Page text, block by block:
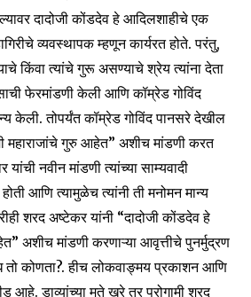
दादोजी कोंडदेव हे आदिलशाहीचे एक
व्यवस्थापक म्हणून कार्यरत होते. परंतु,
किंवा त्यांचे गुरू असण्याचे श्रेय त्यांना देता
फेरमांडणी केली आणि कॉम्रेड गोविंद
केली. तोपर्यंत कॉम्रेड गोविंद पानसरे देखील
महाराजांचे गुरु आहेत” अशीच मांडणी करत
यांची नवीन मांडणी त्यांच्या साम्यवादी
आणि त्यामुळेच त्यांनी ती मनोमन मान्य
शरद अष्टेकर यांनी “दादोजी कोंडदेव हे
अशीच मांडणी करणाऱ्या आवृत्तीचे पुनर्मुद्रण
तो कोणता?. हीच लोकवाङ्मय प्रकाशन आणि
आहे. डाव्यांच्या मते खरे तर पुरोगामी शरद